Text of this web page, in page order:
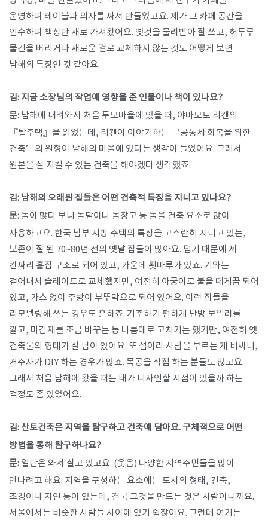
운영하며 테이블과 의자를 짜서 만들었고요. 제가 그 카페 공간을
인수하며 책상만 새로 가져왔어요. 옛것을 물려받아 잘 쓰고, 허투루
물건을 버리거나 새로운 걸로 교체하지 않는 것도 어떻게 보면
남해의 특징인 것 같아요.
김: 지금 소장님의 작업에 영향을 준 인물이나 책이 있나요?
문: 남해에 내려와서 처음 두모마을에 있을 때, 야마모토 리켄의
『탈주택』을 읽었는데, 리켄이 이야기하는 ‘공동체 회복을 위한
건축’의 원형이 남해의 마을에 있다는 생각이 들었어요. 그래서
원본을 잘 지킬 수 있는 건축을 해야겠다 생각했죠.
김: 남해의 오래된 집들은 어떤 건축적 특징을 지니고 있나요?
문:돌이 많다 보니 돌담이나 돌창고 등 돌을 건축 요소로 많이
사용하고요. 한국 남부 지방 주택의 특징을 고스란히 지니고 있는,
보존이 잘 된 70~80년 전의 옛날 집들이 많아요. 덥기 때문에 세
칸짜리 홑집 구조로 되어 있고, 가운데 툇마루가 있죠. 기와는
걷어내서 슬레이트로 교체했지만, 여전히 아궁이로 불을 떼게끔 되어
있고, 가스 없이 주방이 부뚜막으로 되어 있어요. 이런 집들을
리모델링해 쓰는 경우도 흔하죠. 거주하기 편하게 난방 보일러를
깔고, 마감재를 조금 바꾸는 등 나름대로 고치기는 했기만, 여전히 옛
건축물의 형태가 잘 남아 있어요. 또 섬이라 사람을 부르는 게 비싸니,
거주자가 DIY 하는 경우가 많죠. 목공을 직접 하는 분들도 많고요.
그래서 처음 남해에 왔을 때는 내가 디자인할 지점이 있을까 하는
걱정도 좀 있었어요.
김: 산토건축은 지역을 탐구하고 건축에 담아요. 구체적으로 어떤
방법을 통해 탐구하나요?
문: 일단은 와서 살고 있고요. (웃음) 다양한 지역주민들을 많이
만나려고 해요. 지역을 구성하는 요소에는 도시의 형태, 건축,
조경이나 자연 등이 있는데, 결국 그것을 만드는 것은 사람이니까요.
서울에서는 비슷한 사람들 사이에 있기 쉽잖아요. 그런데 여기는